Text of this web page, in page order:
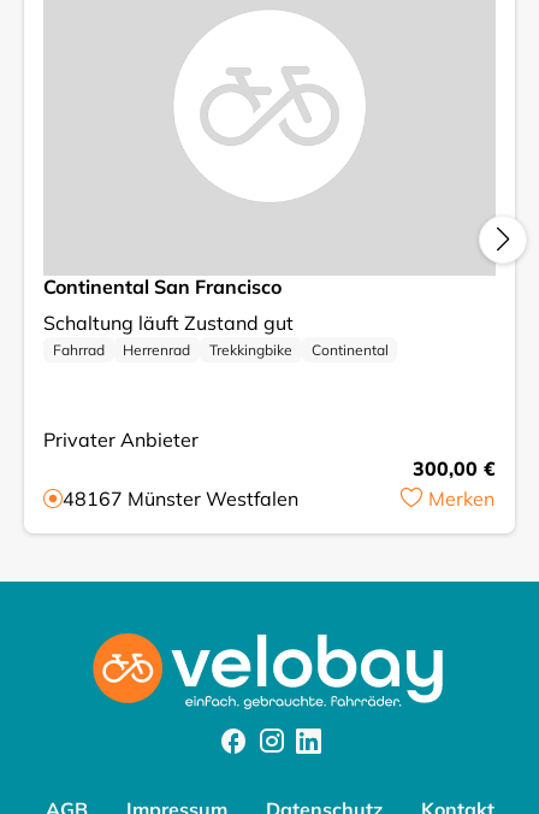
Continental San Francisco
Schaltung läuft Zustand gut
Fahrrad Herrenrad Trekkingbike Continental
Privater Anbieter
300,00 €
48167 Münster Westfalen Merken
FacebookInstagram
AGB Impressum Datenschutz Kontakt